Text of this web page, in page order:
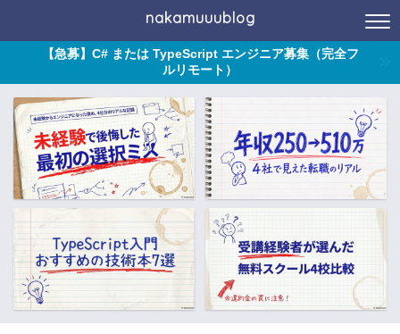
nakamuuublog
【急募】C# または TypeScript エンジニア募集（完全フ
ルリモート）